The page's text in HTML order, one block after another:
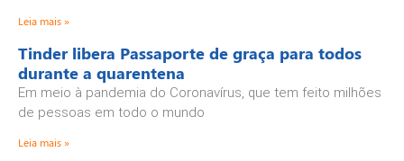
Leia mais »
Tinder libera Passaporte de graça para todos
durante a quarentena
Em meio à pandemia do Coronavírus, que tem feito milhões
de pessoas em todo o mundo
Leia mais »